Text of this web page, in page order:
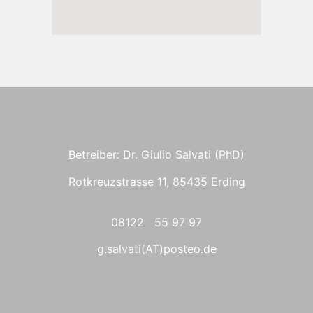
Betreiber: Dr. Giulio Salvati (PhD)
Rotkreuzstrasse 11, 85435 Erding
08122 55 97 97
g.salvati(AT)posteo.de